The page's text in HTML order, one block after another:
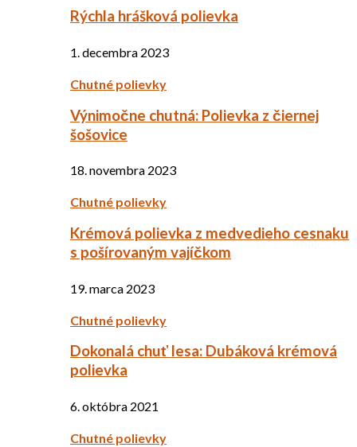
Rýchla hrášková polievka
1. decembra 2023
Chutné polievky
Výnimočne chutná: Polievka z čiernej
šošovice
18. novembra 2023
Chutné polievky
Krémová polievka z medvedieho cesnaku
s pošírovaným vajíčkom
19. marca 2023
Chutné polievky
Dokonalá chuť lesa: Dubáková krémová
polievka
6. októbra 2021
Chutné polievky